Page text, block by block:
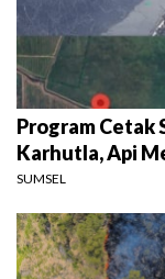
Program Cetak
Karhutla, Api
SUMSEL